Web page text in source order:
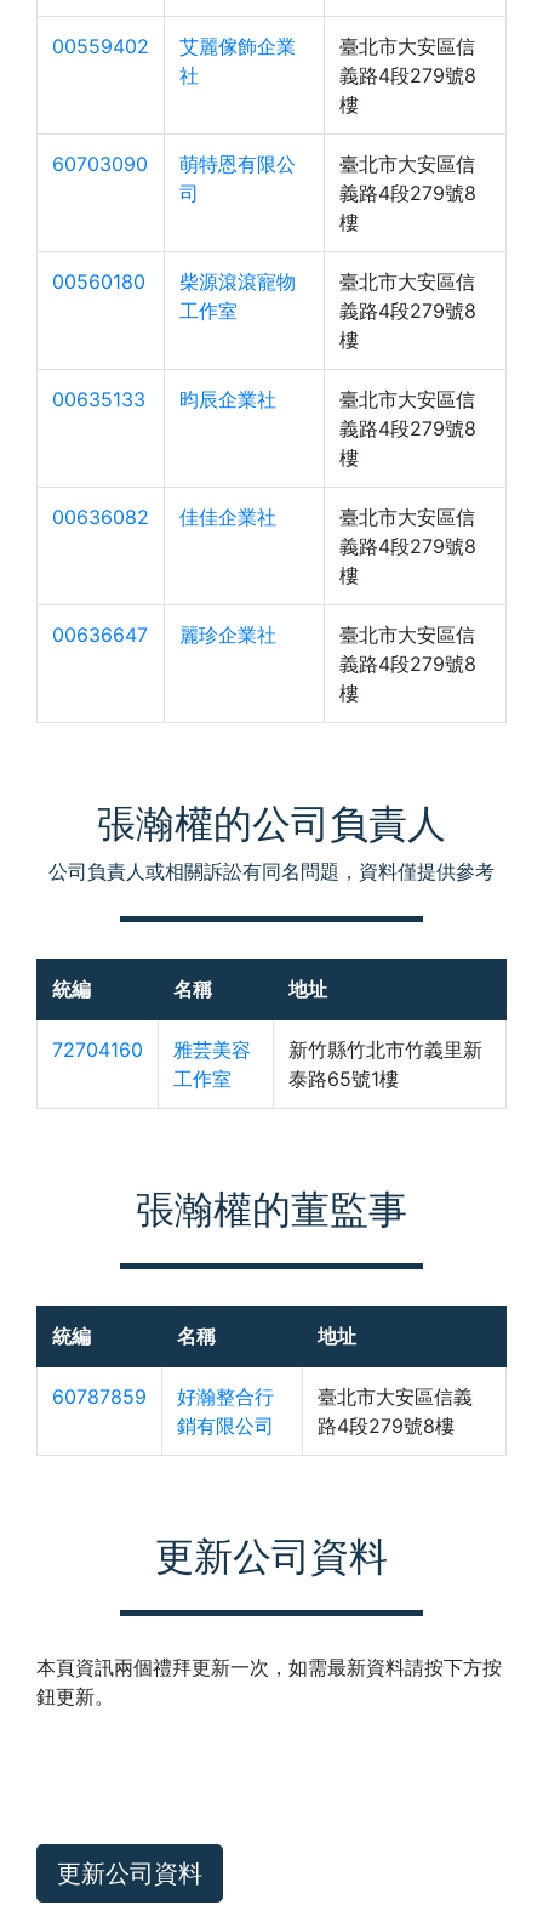
00559402
艾麗傢飾企業
社
臺北市大安區信
義路4段279號8
樓
60703090
萌特恩有限公
司
臺北市大安區信
義路4段279號8
樓
00560180
柴源滾滾寵物
工作室
臺北市大安區信
義路4段279號8
樓
00635133 昀辰企業社
臺北市大安區信
義路4段279號8
樓
00636082 佳佳企業社
臺北市大安區信
義路4段279號8
樓
00636647 麗珍企業社
臺北市大安區信
義路4段279號8
樓
張瀚權的公司負責人
公司負責人或相關訴訟有同名問題，資料僅提供參考
統編 名稱 地址
72704160
雅芸美容
工作室
新竹縣竹北市竹義里新
泰路65號1樓
張瀚權的董監事
統編 名稱 地址
60787859
好瀚整合行
銷有限公司
臺北市大安區信義
路4段279號8樓
更新公司資料
本頁資訊兩個禮拜更新一次，如需最新資料請按下方按
鈕更新。